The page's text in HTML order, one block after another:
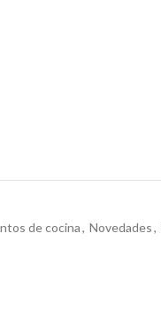
de cocina, Novedades,